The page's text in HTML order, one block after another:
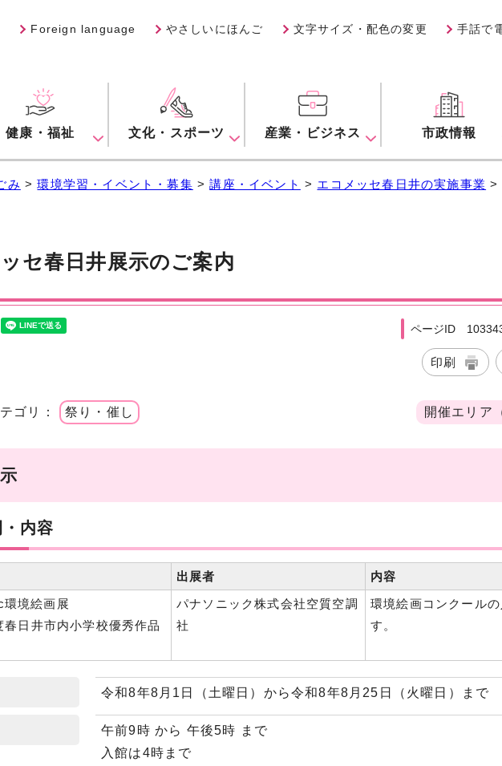
Foreign language やさしいにほんご 文字サイズ・配色の変更 手話で
健康・福祉 文化・スポーツ 産業・ビジネス 市政情報
み >環境学習・イベント・募集 >講座・イベント > エコメッセ春日井の実施事業 >
セ春日井展示のご案内
ページID
印刷
ゴリ： 祭り・催し 開催エリア
内容
出展者
内容
境絵画展
春日井市内小学校優秀作品
パナソニック株式会社空質空調
社
環境絵画コンクール
す。
令和8年8月1日（土曜日）から令和8年8月25日（火曜日）まで
午前9時 から 午後5時 まで
入館は4時まで